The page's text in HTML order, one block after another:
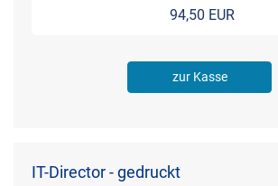
94,50 EUR
zur Kasse
IT-Director - gedruckt